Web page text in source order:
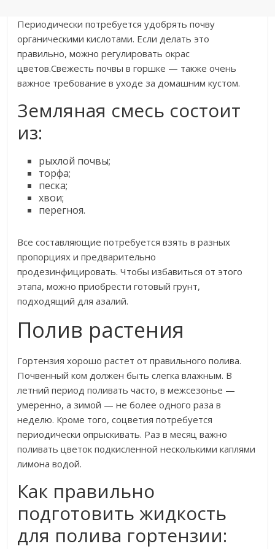
Периодически потребуется удобрять почву
органическими кислотами. Если делать это
правильно, можно регулировать окрас
цветов.Свежесть почвы в горшке — также очень
важное требование в уходе за домашним кустом.
Земляная смесь состоит
из:
рыхлой почвы;
торфа;
песка;
хвои;
перегноя.
Все составляющие потребуется взять в разных
пропорциях и предварительно
продезинфицировать. Чтобы избавиться от этого
этапа, можно приобрести готовый грунт,
подходящий для азалий.
Полив растения
Гортензия хорошо растет от правильного полива.
Почвенный ком должен быть слегка влажным. В
летний период поливать часто, в межсезонье —
умеренно, а зимой — не более одного раза в
неделю. Кроме того, соцветия потребуется
периодически опрыскивать. Раз в месяц важно
поливать цветок подкисленной несколькими каплями
лимона водой.
Как правильно
подготовить жидкость
для полива гортензии: